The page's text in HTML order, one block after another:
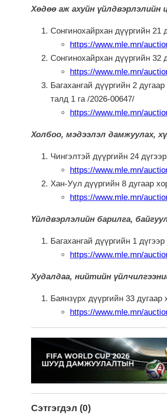
Хөдөө аж ахуйн үйлдвэрлэлийн
Сонгинохайрхан дүүргийн 21
https://www.mle.mn/
Сонгинохайрхан дүүргийн 32
https://www.mle.mn/
Багахангай дүүргийн 2
талд 1 га /2026-00647/
https://www.mle.mn/
Холбоо, мэдээлэл дамжуулах,
Чингэлтэй дүүргийн 24
https://www.mle.mn/
Хан-Уул дүүргийн 8 дугаар
https://www.mle.mn/
Үйлдвэрлэлийн барилга,
Багахангай дүүргийн 1
https://www.mle.mn/
Худалдаа, нийтийн
Баянзүрх дүүргийн 33
https://www.mle.mn/
Сэтгэгдэл (0)